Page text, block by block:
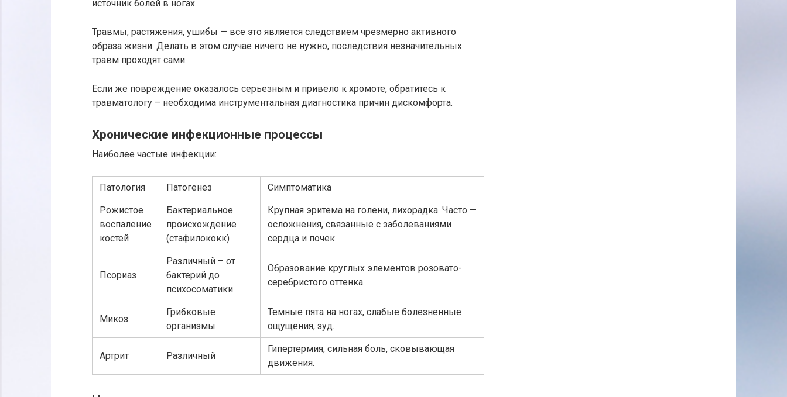
источник болей в ногах.
Травмы, растяжения, ушибы — все это является следствием чрезмерно активного
образа жизни. Делать в этом случае ничего не нужно, последствия незначительных
травм проходят сами.
Если же повреждение оказалось серьезным и привело к хромоте, обратитесь к
травматологу – необходима инструментальная диагностика причин дискомфорта.
Хронические инфекционные процессы
Наиболее частые инфекции:
Патология Патогенез Симптоматика
Рожистое
воспаление
костей
Бактериальное
происхождение
(стафилококк)
Крупная эритема на голени, лихорадка. Часто —
осложнения, связанные с заболеваниями
сердца и почек.
Псориаз
Различный – от
бактерий до
психосоматики
Образование круглых элементов розовато-
серебристого оттенка.
Микоз
Грибковые
организмы
Темные пята на ногах, слабые болезненные
ощущения, зуд.
Артрит Различный
Гипертермия, сильная боль, сковывающая
движения.